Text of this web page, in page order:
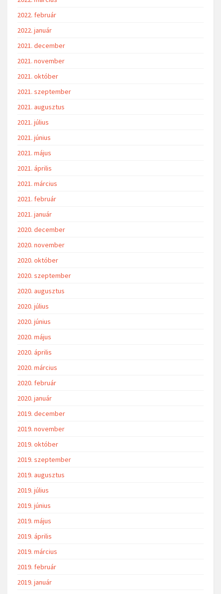
2022. február
2022. január
2021. december
2021. november
2021. október
2021. szeptember
2021. augusztus
2021. július
2021. június
2021. május
2021. április
2021. március
2021. február
2021. január
2020. december
2020. november
2020. október
2020. szeptember
2020. augusztus
2020. július
2020. június
2020. május
2020. április
2020. március
2020. február
2020. január
2019. december
2019. november
2019. október
2019. szeptember
2019. augusztus
2019. július
2019. június
2019. május
2019. április
2019. március
2019. február
2019. január